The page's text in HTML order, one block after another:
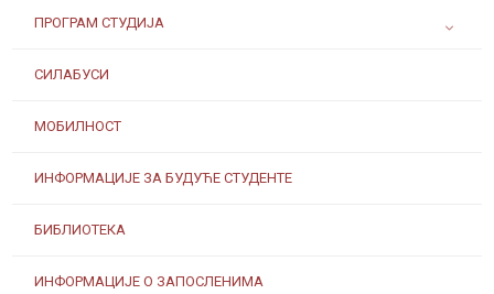
ПРОГРАМ СТУДИЈА
СИЛАБУСИ
МОБИЛНОСТ
ИНФОРМАЦИЈЕ ЗА БУДУЋЕ СТУДЕНТЕ
БИБЛИОТЕКА
ИНФОРМАЦИЈЕ О ЗАПОСЛЕНИМА